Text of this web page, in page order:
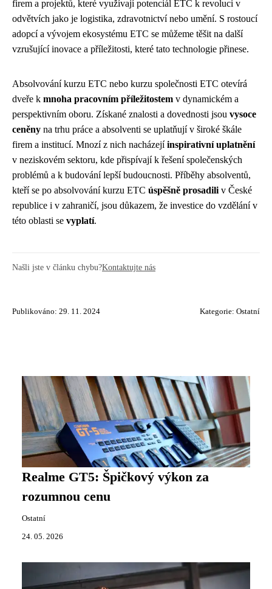
firem a projektů, které využívají potenciál ETC k revoluci v
odvětvích jako je logistika, zdravotnictví nebo umění. S rostoucí
adopcí a vývojem ekosystému ETC se můžeme těšit na další
vzrušující inovace a příležitosti, které tato technologie přinese.
Absolvování kurzu ETC nebo kurzu společnosti ETC otevírá
dveře k mnoha pracovním příležitostem v dynamickém a
perspektivním oboru. Získané znalosti a dovednosti jsou vysoce
ceněny na trhu práce a absolventi se uplatňují v široké škále
firem a institucí. Mnozí z nich nacházejíinspirativní uplatnění
v neziskovém sektoru, kde přispívají k řešení společenských
problémů a k budování lepší budoucnosti. Příběhy absolventů,
kteří se po absolvování kurzu ETC úspěšně prosadili v České
republice i v zahraničí, jsou důkazem, že investice do vzdělání v
této oblasti se vyplatí.
Našli jste v článku chybu?Kontaktujte nás
Publikováno: 29. 11. 2024 Kategorie: Ostatní
Realme GT5: Špičkový výkon za
rozumnou cenu
Ostatní
24. 05. 2026